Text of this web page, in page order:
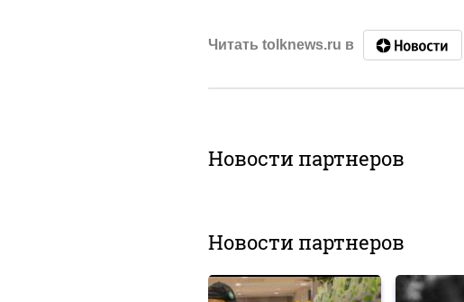
Читать tolknews.ru в
Новости партнеров
Новости партнеров